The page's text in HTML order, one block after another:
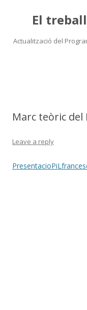
El
Actualització del
Marc teòric del
Leave a reply